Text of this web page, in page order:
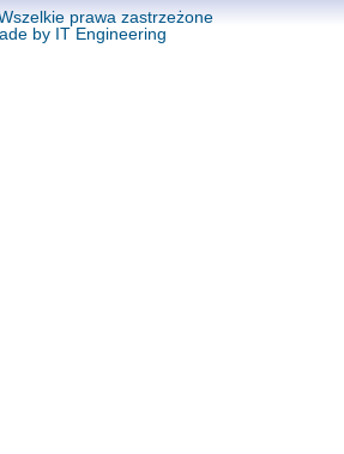
prawa zastrzeżone
by IT Engineering